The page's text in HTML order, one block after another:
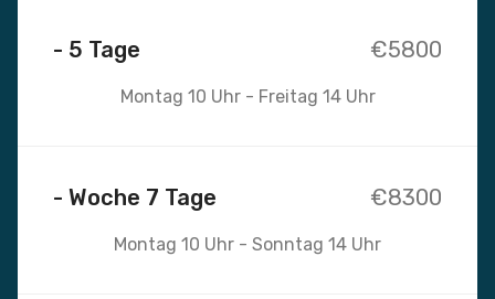
- 5 Tage €5800
Montag 10 Uhr - Freitag 14 Uhr
- Woche 7 Tage €8300
Montag 10 Uhr - Sonntag 14 Uhr